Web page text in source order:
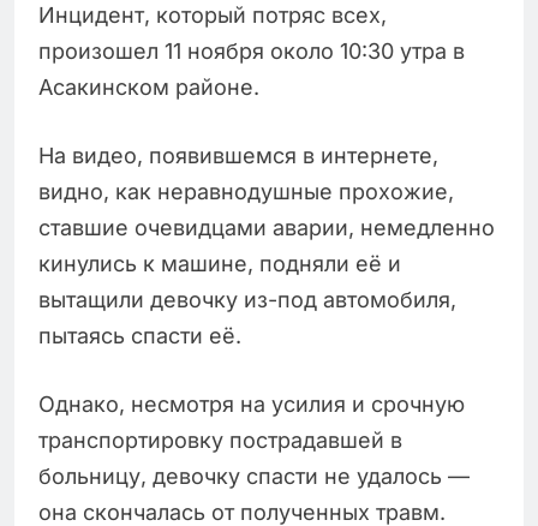
Инцидент, который потряс всех,
произошел 11 ноября около 10:30 утра в
Асакинском районе.
На видео, появившемся в интернете,
видно, как неравнодушные прохожие,
ставшие очевидцами аварии, немедленно
кинулись к машине, подняли её и
вытащили девочку из-под автомобиля,
пытаясь спасти её.
Однако, несмотря на усилия и срочную
транспортировку пострадавшей в
больницу, девочку спасти не удалось —
она скончалась от полученных травм.